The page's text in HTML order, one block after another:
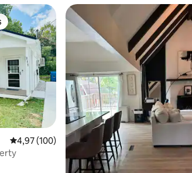
plus appréciés
Évaluation moyenne sur la base de 100
4,97 (100)